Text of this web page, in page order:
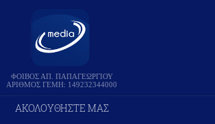
ΦΟΙΒΟΣ ΑΠ. ΠΑΠΑΓΕΩΡΓΙΟΥ
ΑΡΙΘΜΟΣ ΓΕΜΗ: 149232344000
ΑΚΟΛΟΥΘΗΣΤΕ ΜΑΣ